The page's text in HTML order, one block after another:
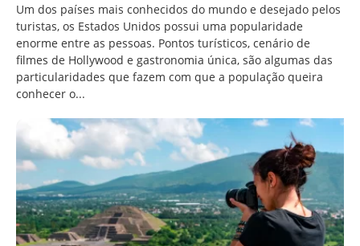
Um dos países mais conhecidos do mundo e desejado pelos
turistas, os Estados Unidos possui uma popularidade
enorme entre as pessoas. Pontos turísticos, cenário de
filmes de Hollywood e gastronomia única, são algumas das
particularidades que fazem com que a população queira
conhecer o...